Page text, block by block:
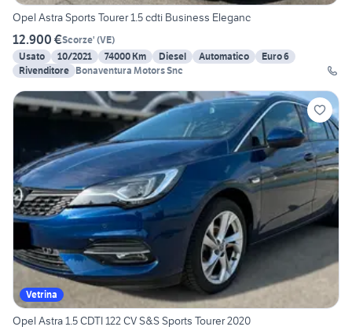
Opel Astra Sports Tourer 1.5 cdti Business Eleganc
12.900 €Scorze' (VE)
Usato
10/2021 74000 Km Diesel Automatico
Euro 6
Rivenditore Bonaventura Motors Snc
Vetrina
Opel Astra 1.5 CDTI 122 CV S&S Sports Tourer 2020